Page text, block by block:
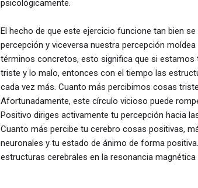
psicológicamente.
El hecho de que este ejercicio funcione tan bien
percepción y viceversa nuestra percepción
términos concretos, esto significa que si
triste y lo malo, entonces con el tiempo las
cada vez más. Cuanto más percibimos cosas
Afortunadamente, este círculo vicioso puede
Positivo diriges activamente tu percepción hacia
Cuanto más percibe tu cerebro cosas positivas,
neuronales y tu estado de ánimo de forma
estructuras cerebrales en la resonancia